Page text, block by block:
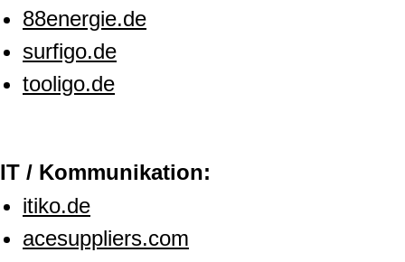
88energie.de
surfigo.de
tooligo.de
IT / Kommunikation:
itiko.de
acesuppliers.com